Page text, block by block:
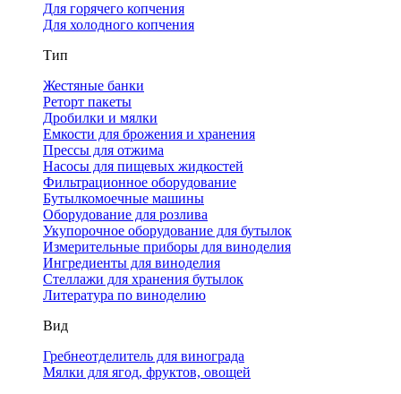
Для горячего копчения
Для холодного копчения
Тип
Жестяные банки
Реторт пакеты
Дробилки и мялки
Емкости для брожения и хранения
Прессы для отжима
Насосы для пищевых жидкостей
Фильтрационное оборудование
Бутылкомоечные машины
Оборудование для розлива
Укупорочное оборудование для бутылок
Измерительные приборы для виноделия
Ингредиенты для виноделия
Стеллажи для хранения бутылок
Литература по виноделию
Вид
Гребнеотделитель для винограда
Мялки для ягод, фруктов, овощей